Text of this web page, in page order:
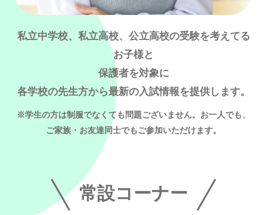
私立中学校、私立高校、公立高校の受験を考えてる
お子様と
保護者を対象に
各学校の先生方から最新の入試情報を提供します。
※学生の方は制服でなくても問題ございません。お一人でも、
ご家族・お友達同士でもご参加いただけます。
常設コーナー